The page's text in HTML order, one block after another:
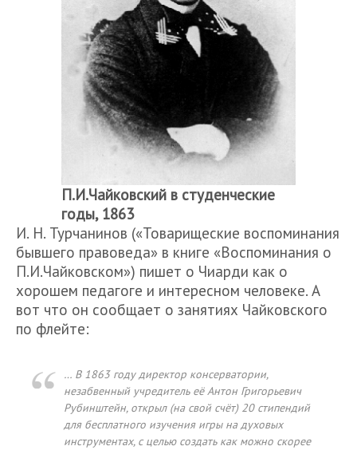
П.И.Чайковский в студенческие
годы, 1863
И. Н. Турчанинов («Товарищеские воспоминания
бывшего правоведа» в книге «Воспоминания о
П.И.Чайковском») пишет о Чиарди как о
хорошем педагоге и интересном человеке. А
вот что он сообщает о занятиях Чайковского
по флейте:
… В 1863 году директор консерватории,
незабвенный учредитель её Антон Григорьевич
Рубинштейн, открыл (на свой счёт) 20 стипендий
для бесплатного изучения игры на духовых
инструментах, с целью создать как можно скорее